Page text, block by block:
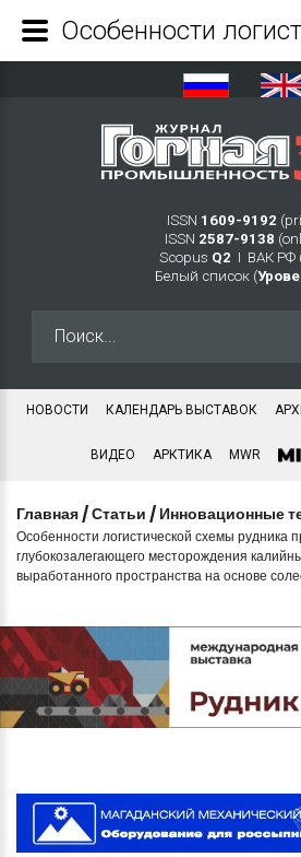
ISSN 1609-9192
ISSN 2587-9138
Scopus Q2 Ι ВАК РФ
Белый список (
НОВОСТИ КАЛЕНДАРЬ ВЫСТАВОК
ВИДЕО АРКТИКА MWR
Главная /Статьи / Инновационные
Особенности логистической схемы рудника
глубокозалегающего месторождения
выработанного пространства на основе